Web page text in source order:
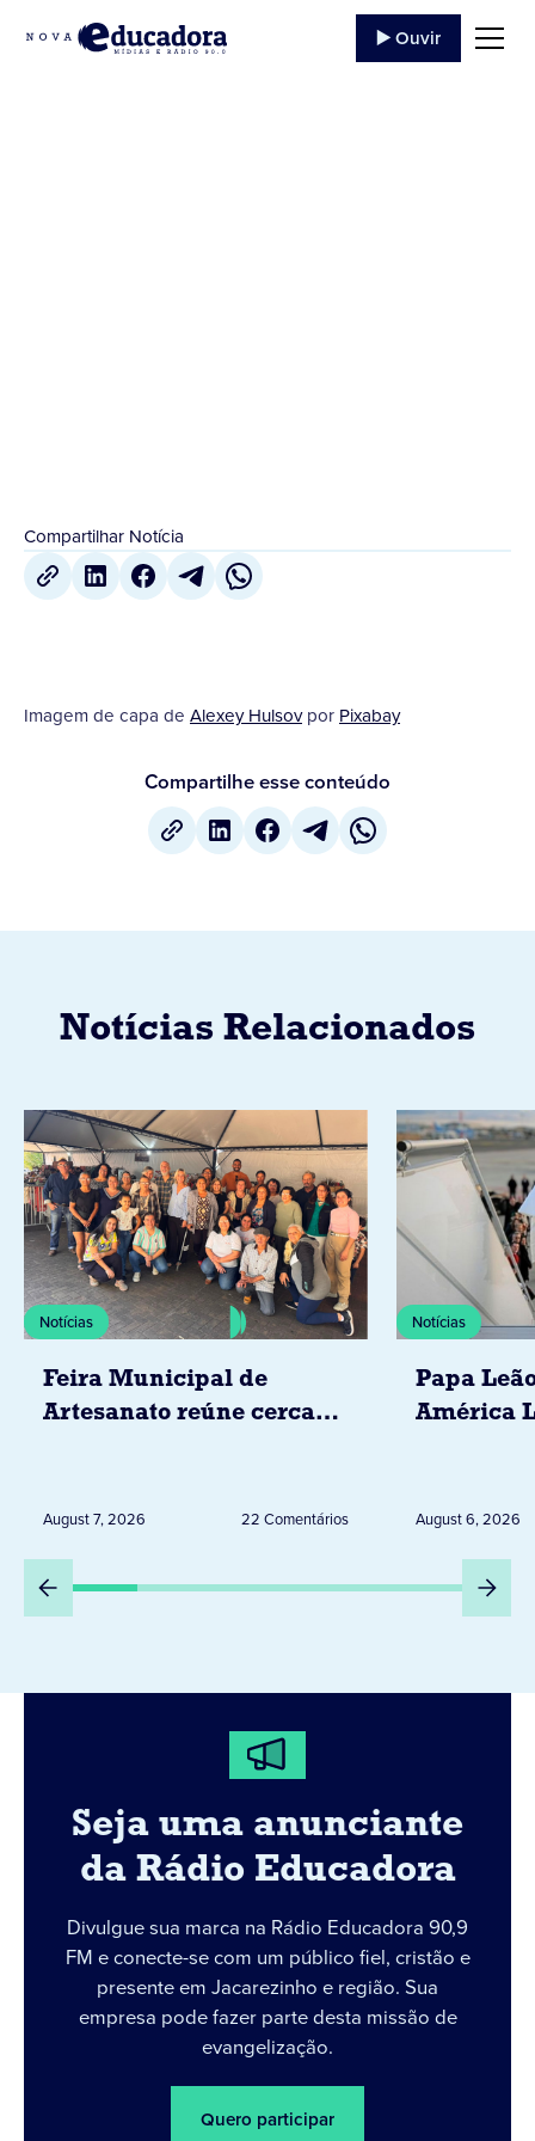
▶️ Ouvir
Compartilhar Notícia
Imagem de capa de Alexey Hulsovpor Pixabay
Compartilhe esse conteúdo
Notícias Relacionados
Notícias
Feira Municipal de
Artesanato reúne cerca
August 7, 2026 22 Comentários
Notícias
Papa
América
Peru
August 6, 2026
Seja uma anunciante
da Rádio Educadora
Divulgue sua marca na Rádio Educadora 90,9
FM e conecte-se com um público fiel, cristão e
presente em Jacarezinho e região. Sua
empresa pode fazer parte desta missão de
evangelização.
Quero participar